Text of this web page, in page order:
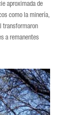
aproximada de
como la minería,
transformaron
a remanentes